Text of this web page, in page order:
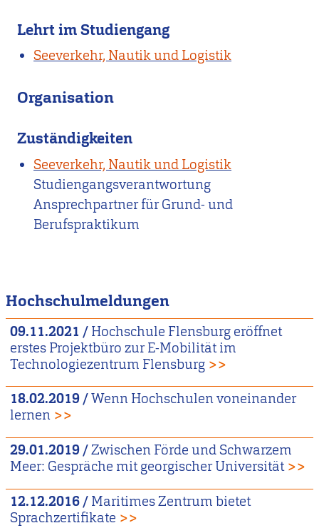
Lehrt im Studiengang
Seeverkehr, Nautik und Logistik
Organisation
Zuständigkeiten
Seeverkehr, Nautik und Logistik
Studiengangsverantwortung
Ansprechpartner für Grund- und
Berufspraktikum
Hochschulmeldungen
09.11.2021 / Hochschule Flensburg eröffnet
erstes Projektbüro zur E-Mobilität im
Technologiezentrum Flensburg >>
18.02.2019/Wenn Hochschulen voneinander
lernen >>
29.01.2019/Zwischen Förde und Schwarzem
Meer: Gespräche mit georgischer Universität >>
12.12.2016/ Maritimes Zentrum bietet
Sprachzertifikate >>